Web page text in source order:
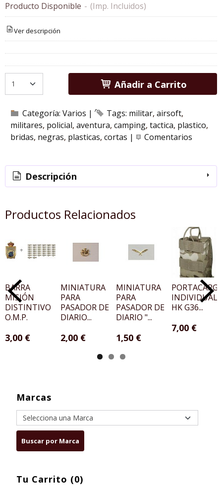
Marcas
Tu Carrito (0)
Producto Disponible - (Imp. Incluidos)
Ver descripción
Añadir a Carrito
Categoría: Varios | Tags: militar airsoft
militares policial aventura camping tactica plastico
bridas negras plasticas cortas | Comentarios
Descripción
Productos Relacionados
BARRA
MISIÓN
DISTINTIVO
O.M.P.
3,00 €
MINIATURA
PARA
PASADOR DE
DIARIO...
2,00 €
MINIATURA
PARA
PASADOR DE
DIARIO "...
1,50 €
INDIVIDUAL
HK G36...
7,00 €